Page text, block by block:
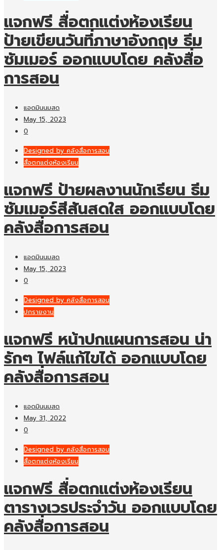
แจกฟรี สื่อตกแต่งห้องเรียน
ป้ายเขียนวันที่ภาษาอังกฤษ ธีม
ซัมเมอร์ ออกแบบโดย คลังสื่อ
การสอน
แอดมินนมสด
May 15, 2023
0
Designed by คลังสื่อการสอน
สื่อตกแต่งห้องเรียน
แจกฟรี ป้ายผลงานนักเรียน ธีม
ซัมเมอร์สีสันสดใส ออกแบบโดย
คลังสื่อการสอน
แอดมินนมสด
May 15, 2023
0
Designed by คลังสื่อการสอน
ปกรายงาน
แจกฟรี หน้าปกแผนการสอน น่า
รักๆ ไฟล์แก้ไขได้ ออกแบบโดย
คลังสื่อการสอน
แอดมินนมสด
May 31, 2022
0
Designed by คลังสื่อการสอน
สื่อตกแต่งห้องเรียน
แจกฟรี สื่อตกแต่งห้องเรียน
ตารางเวรประจำวัน ออกแบบโดย
คลังสื่อการสอน